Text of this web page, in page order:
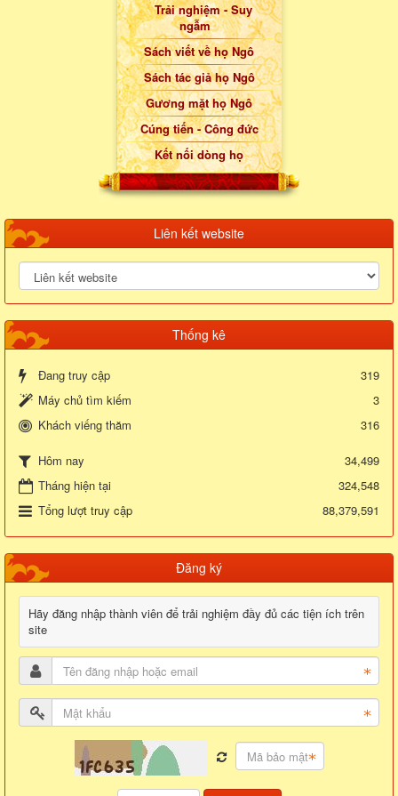
Trải nghiệm - Suy
ngẫm
Sách viết về họ Ngô
Sách tác giả họ Ngô
Gương mặt họ Ngô
Cúng tiến - Công đức
Kết nối dòng họ
Liên kết website
Thống kê
Đang truy cập
319
Máy chủ tìm kiếm
3
Khách viếng thăm
316
Hôm nay
34,499
Tháng hiện tại
324,548
Tổng lượt truy cập
88,379,591
Đăng ký
Hãy đăng nhập thành viên để trải nghiệm đầy đủ các tiện ích trên
site